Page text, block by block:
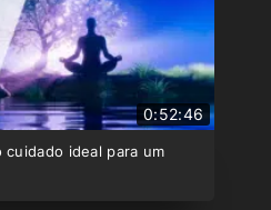
0:52:46
ideal para um